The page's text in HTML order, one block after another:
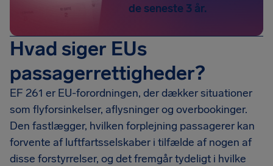
de seneste 3 år.
Hvad siger EUs
passagerrettigheder?
EF 261 er EU-forordningen, der dækker situationer
som flyforsinkelser, aflysninger og overbookinger.
Den fastlægger, hvilken forplejning passagerer kan
forvente af luftfartsselskaber i tilfælde af nogen af
disse forstyrrelser, og det fremgår tydeligt i hvilke